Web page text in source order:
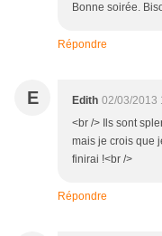
Bonne soirée.
Répondre
E Edith 02/03/2013
<br /> Ils sont
mais je crois que
finirai !<br />
Répondre